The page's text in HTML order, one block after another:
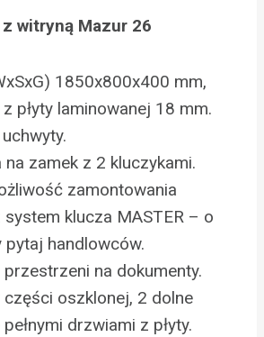
witryną Mazur 26
1850x800x400 mm,
płyty laminowanej 18 mm.
na zamek z 2 kluczykami.
zamontowania
klucza MASTER – o
pytaj handlowców.
przestrzeni na dokumenty.
oszklonej, 2 dolne
drzwiami z płyty.